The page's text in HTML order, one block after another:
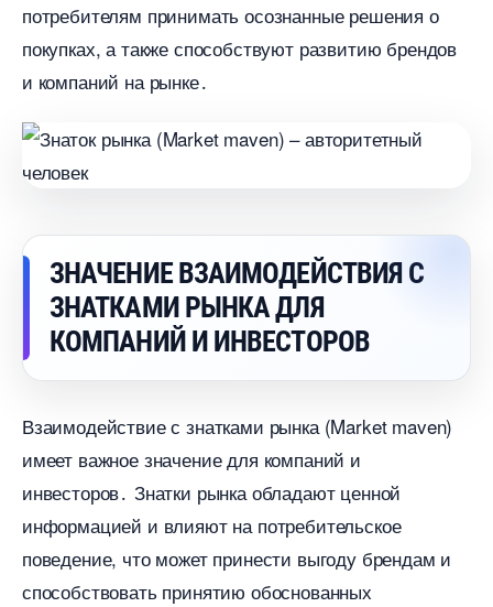
потребителям принимать осознанные решения о
покупках, а также способствуют развитию брендо
и компаний на рынке․
ЗНАЧЕНИЕ ВЗАИМОДЕЙСТВИЯ С
ЗНАТКАМИ РЫНКА ДЛЯ
КОМПАНИЙ И ИНВЕСТОРО
заимодействие с знатками рынка (Market maven)
имеет важное значение для компаний и
инвесторов․ Знатки рынка обладают ценной
информацией и влияют на потребительское
поведение, что может принести выгоду брендам и
способствовать принятию обоснованных